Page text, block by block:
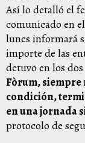
Así lo detalló el
comunicado en
lunes informará
importe de las
detuvo en los
Fòrum, siempre
condición,
en una jornada
protocolo de